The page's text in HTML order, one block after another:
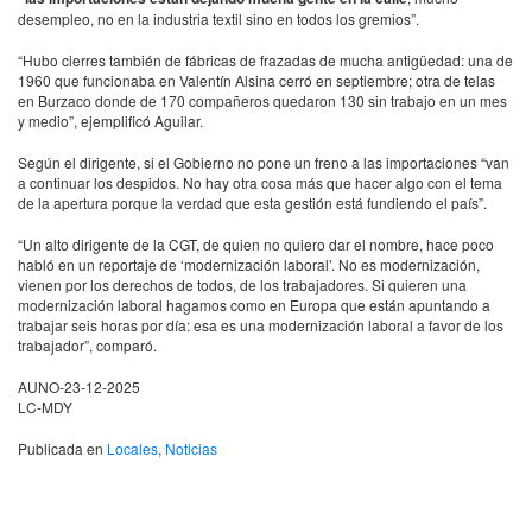
desempleo, no en la industria textil sino en todos los gremios”.
“Hubo cierres también de fábricas de frazadas de mucha antigüedad: una de
1960 que funcionaba en Valentín Alsina cerró en septiembre; otra de telas
en Burzaco donde de 170 compañeros quedaron 130 sin trabajo en un mes
y medio”, ejemplificó Aguilar.
Según el dirigente, si el Gobierno no pone un freno a las importaciones “van
a continuar los despidos. No hay otra cosa más que hacer algo con el tema
de la apertura porque la verdad que esta gestión está fundiendo el país”.
“Un alto dirigente de la CGT, de quien no quiero dar el nombre, hace poco
habló en un reportaje de ‘modernización laboral’. No es modernización,
vienen por los derechos de todos, de los trabajadores. Si quieren una
modernización laboral hagamos como en Europa que están apuntando a
trabajar seis horas por día: esa es una modernización laboral a favor de los
trabajador”, comparó.
AUNO-23-12-2025
LC-MDY
Publicada en Locales, Noticias